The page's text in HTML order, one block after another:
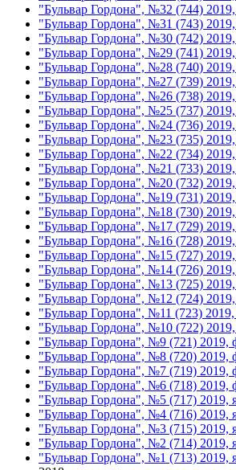
"Бульвар Гордона", №32 (744) 2019,
"Бульвар Гордона", №31 (743)
"Бульвар Гордона", №30 (742)
"Бульвар Гордона", №29 (741)
"Бульвар Гордона", №28 (740)
"Бульвар Гордона", №27 (739)
"Бульвар Гордона", №26 (738)
"Бульвар Гордона", №25 (737)
"Бульвар Гордона", №24 (736)
"Бульвар Гордона", №23 (735)
"Бульвар Гордона", №22 (734)
"Бульвар Гордона", №21 (733)
"Бульвар Гордона", №20 (732)
"Бульвар Гордона", №19 (731)
"Бульвар Гордона", №18 (730) 2019,
"Бульвар Гордона", №17 (729) 2019,
"Бульвар Гордона", №16 (728) 2019,
"Бульвар Гордона", №15 (727) 2019,
"Бульвар Гордона", №14 (726) 2019,
"Бульвар Гордона", №13 (725)
"Бульвар Гордона", №12 (724)
"Бульвар Гордона", №11 (723)
"Бульвар Гордона", №10 (722)
"Бульвар Гордона", №9 (721) 2019,
"Бульвар Гордона", №8 (720) 2019,
"Бульвар Гордона", №7 (719) 2019,
"Бульвар Гордона", №6 (718) 2019,
"Бульвар Гордона", №5 (717) 2019,
"Бульвар Гордона", №4 (716) 2019,
"Бульвар Гордона", №3 (715) 2019,
"Бульвар Гордона", №2 (714) 2019,
"Бульвар Гордона", №1 (713) 2019,